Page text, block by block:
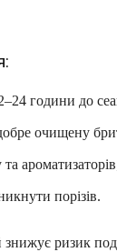
години до
очищену
порізів.
ризик